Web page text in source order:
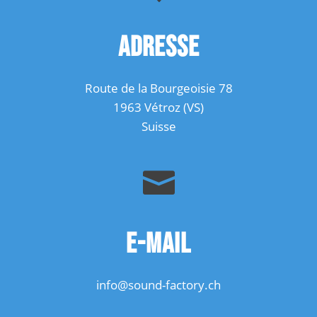
ADRESSE
Route de la Bourgeoisie 78
1963 Vétroz (VS)
Suisse

E-MAIL
info@sound-factory.ch